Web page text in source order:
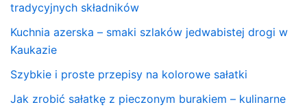
tradycyjnych składników
Kuchnia azerska – smaki szlaków jedwabistej drogi w
Kaukazie
Szybkie i proste przepisy na kolorowe sałatki
Jak zrobić sałatkę z pieczonym burakiem – kulinarne